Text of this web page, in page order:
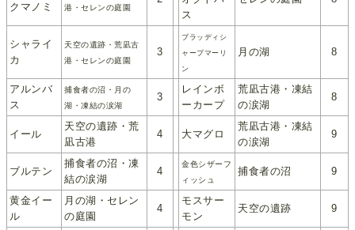
クマノミ
港・セレンの庭園
ス
シャライ
カ
天空の遺跡・荒凪古
港・セレンの庭園
3
ブラッディシ
ャープマーリ
ン
月の湖 8
アルンバ
ス
捕食者の沼・月の
湖・凍結の涙湖
3
レインボ
ーカープ
荒凪古港・凍結
の涙湖
8
イール
天空の遺跡・荒
凪古港
4 大マグロ
荒凪古港・凍結
の涙湖
9
ブルテン
捕食者の沼・凍
結の涙湖
4
金色シザーフ
ィッシュ
捕食者の沼 9
黄金イー
ル
月の湖・セレン
の庭園
4
モスサー
モン
天空の遺跡 9